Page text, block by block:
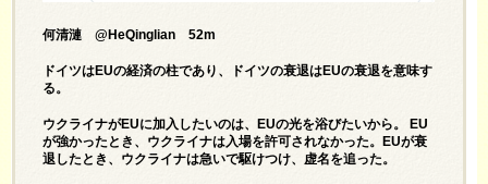
何清漣 @HeQinglian 52m
ドイツはEUの経済の柱であり、ドイツの衰退はEUの衰退を意味す
る。
ウクライナがEUに加入したいのは、EUの光を浴びたいから。 EU
が強かったとき、ウクライナは入場を許可されなかった。EUが衰
退したとき、ウクライナは急いで駆けつけ、虚名を追った。